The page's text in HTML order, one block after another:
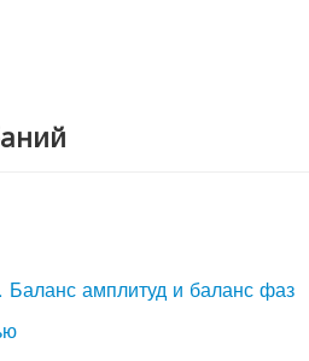
Баланс амплитуд и баланс фаз